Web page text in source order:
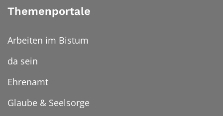
Themenportale
Arbeiten im Bistum
da sein
Ehrenamt
Glaube & Seelsorge